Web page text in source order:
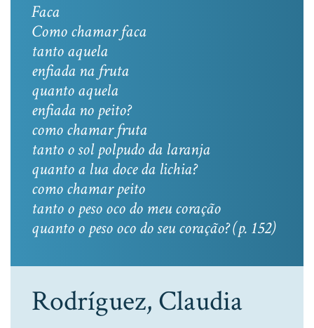
Faca
Como chamar faca
tanto aquela
enfiada na fruta
quanto aquela
enfiada no peito?
como chamar fruta
tanto o sol polpudo da laranja
quanto a lua doce da lichia?
como chamar peito
tanto o peso oco do meu coração
quanto o peso oco do seu coração? (p. 152)
Rodríguez, Claudia